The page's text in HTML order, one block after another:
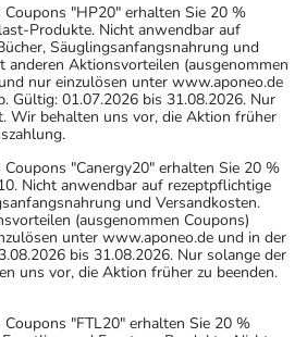
"HP20" erhalten Sie 20 %
Produkte. Nicht anwendbar auf
Säuglingsanfangsnahrung und
anderen Aktionsvorteilen (ausgenommen
nur einzulösen unter www.aponeo.de
Gültig: 01.07.2026 bis 31.08.2026. Nur
Wir behalten uns vor, die Aktion früher
"Canergy20" erhalten Sie 20 %
Nicht anwendbar auf rezeptpflichtige
und Versandkosten.
(ausgenommen Coupons)
unter www.aponeo.de und in der
bis 31.08.2026. Nur solange der
uns vor, die Aktion früher zu beenden.
"FTL20" erhalten Sie 20 %